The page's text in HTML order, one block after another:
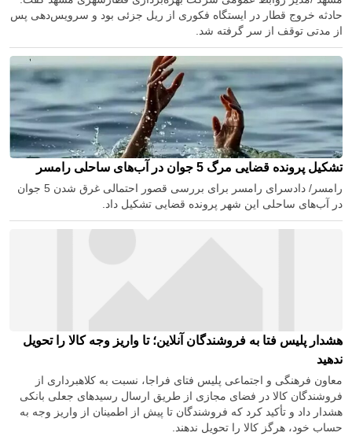
حادثه خروج قطار در ایستگاه فکوری از ریل جزئی بود و سرویس‌دهی پس
از مدتی توقف از سر گرفته شد.
تشکیل پرونده قضایی مرگ 5 جوان در آب‌های ساحلی رامسر
رامسر/ دادسرای رامسر برای بررسی قصور احتمالی غرق شدن 5 جوان
در آب‌های ساحلی این شهر پرونده قضایی تشکیل داد.
هشدار پلیس فتا به فروشندگان آنلاین؛ تا واریز وجه کالا را تحویل
ندهید
معاون فرهنگی و اجتماعی پلیس فتای فراجا، نسبت به کلاهبرداری از
فروشندگان کالا در فضای مجازی از طریق ارسال رسیدهای جعلی بانکی
هشدار داد و تأکید کرد که فروشندگان تا پیش از اطمینان از واریز وجه به
حساب خود، هرگز کالا را تحویل ندهند.